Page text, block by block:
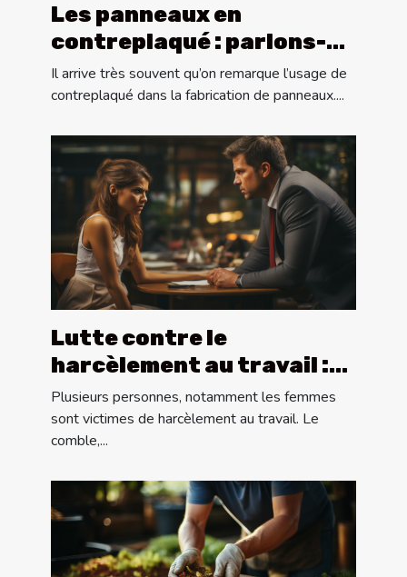
Les panneaux en
contreplaqué : parlons-
en !
Il arrive très souvent qu’on remarque l’usage de
contreplaqué dans la fabrication de panneaux....
Lutte contre le
harcèlement au travail :
quoi faire ?
Plusieurs personnes, notamment les femmes
sont victimes de harcèlement au travail. Le
comble,...